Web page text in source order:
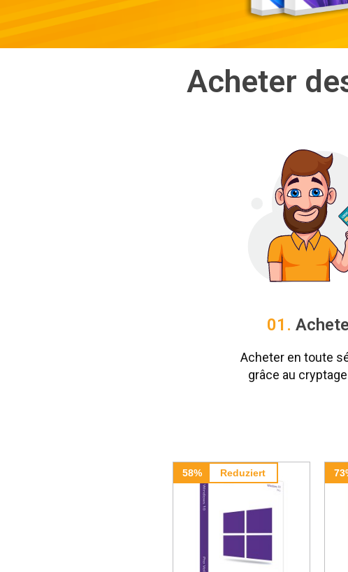
Acheter
01.
Acheter en toute
grâce au cryptage
73% Reduziert